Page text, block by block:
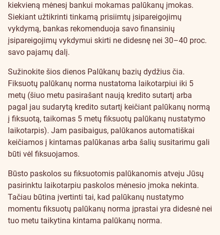
kiekvieną mėnesį bankui mokamas palūkanų įmokas.
Siekiant užtikrinti tinkamą prisiimtų įsipareigojimų
vykdymą, bankas rekomenduoja savo finansinių
įsipareigojimų vykdymui skirti ne didesnę nei 30–40 proc.
savo pajamų dalį.
Sužinokite šios dienos Palūkanų bazių dydžius čia.
Fiksuotų palūkanų norma nustatoma laikotarpiui iki 5
metų (šiuo metu pasirašant naują kredito sutartį arba
pagal jau sudarytą kredito sutartį keičiant palūkanų normą
į fiksuotą, taikomas 5 metų fiksuotų palūkanų nustatymo
laikotarpis). Jam pasibaigus, palūkanos automatiškai
keičiamos į kintamas palūkanas arba šalių susitarimu gali
būti vėl fiksuojamos.
Būsto paskolos su fiksuotomis palūkanomis atveju Jūsų
pasirinktu laikotarpiu paskolos mėnesio įmoka nekinta.
Tačiau būtina įvertinti tai, kad palūkanų nustatymo
momentu fiksuotų palūkanų norma įprastai yra didesnė nei
tuo metu taikytina kintama palūkanų norma.